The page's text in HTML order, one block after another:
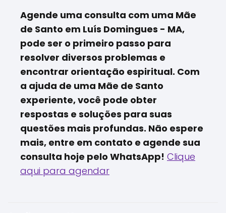
Agende uma consulta com uma Mãe
de Santo em Luís Domingues - MA,
pode ser o primeiro passo para
resolver diversos problemas e
encontrar orientação espiritual. Com
a ajuda de uma Mãe de Santo
experiente, você pode obter
respostas e soluções para suas
questões mais profundas. Não espere
mais, entre em contato e agende sua
consulta hoje pelo WhatsApp! Clique
aqui para agendar